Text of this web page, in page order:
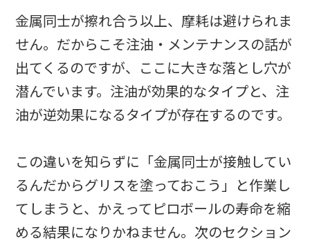
金属同士が擦れ合う以上、摩耗は避けられま
せん。だからこそ注油・メンテナンスの話が
出てくるのですが、ここに大きな落とし穴が
潜んでいます。注油が効果的なタイプと、注
油が逆効果になるタイプが存在するのです。
この違いを知らずに「金属同士が接触してい
るんだからグリスを塗っておこう」と作業し
てしまうと、かえってピロボールの寿命を縮
める結果になりかねません。次のセクション